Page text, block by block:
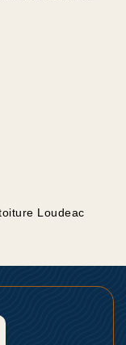
Loudeac